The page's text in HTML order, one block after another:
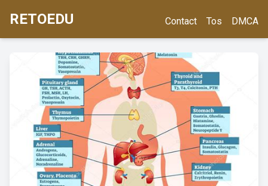
RETOEDU Contact Tos DMCA